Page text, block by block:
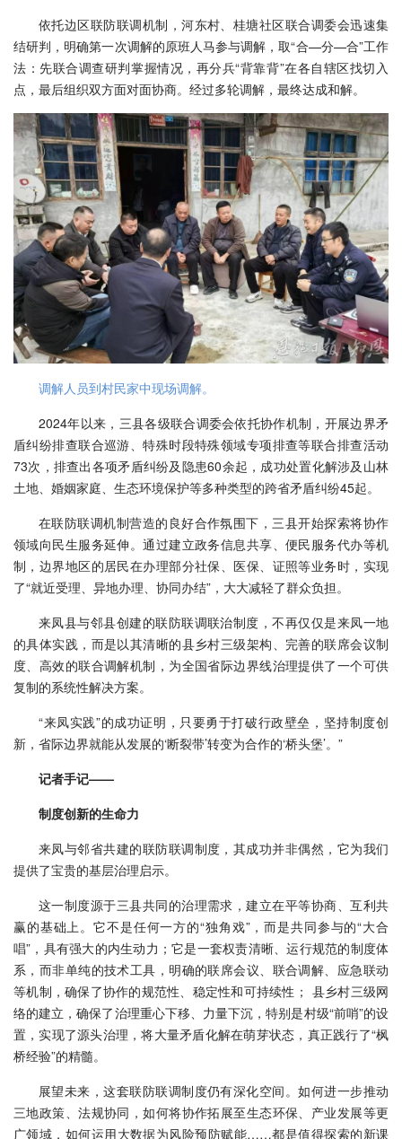
依托边区联防联调机制，河东村、桂塘社区联合调委会迅速集
结研判，明确第一次调解的原班人马参与调解，取“合—分—合”工作
法：先联合调查研判掌握情况，再分兵“背靠背”在各自辖区找切入
点，最后组织双方面对面协商。经过多轮调解，最终达成和解。
调解人员到村民家中现场调解。
2024年以来，三县各级联合调委会依托协作机制，开展边界矛
盾纠纷排查联合巡游、特殊时段特殊领域专项排查等联合排查活动
73次，排查出各项矛盾纠纷及隐患60余起，成功处置化解涉及山林
土地、婚姻家庭、生态环境保护等多种类型的跨省矛盾纠纷45起。
在联防联调机制营造的良好合作氛围下，三县开始探索将协作
领域向民生服务延伸。通过建立政务信息共享、便民服务代办等机
制，边界地区的居民在办理部分社保、医保、证照等业务时，实现
了“就近受理、异地办理、协同办结”，大大减轻了群众负担。
来凤县与邻县创建的联防联调联治制度，不再仅仅是来凤一地
的具体实践，而是以其清晰的县乡村三级架构、完善的联席会议制
度、高效的联合调解机制，为全国省际边界线治理提供了一个可供
复制的系统性解决方案。
“来凤实践”的成功证明，只要勇于打破行政壁垒，坚持制度创
新，省际边界就能从发展的‘断裂带’转变为合作的‘桥头堡’。”
记者手记——
制度创新的生命力
来凤与邻省共建的联防联调制度，其成功并非偶然，它为我们
提供了宝贵的基层治理启示。
这一制度源于三县共同的治理需求，建立在平等协商、互利共
赢的基础上。它不是任何一方的“独角戏”，而是共同参与的“大合
唱”，具有强大的内生动力；它是一套权责清晰、运行规范的制度体
系，而非单纯的技术工具，明确的联席会议、联合调解、应急联动
等机制，确保了协作的规范性、稳定性和可持续性； 县乡村三级网
络的建立，确保了治理重心下移、力量下沉，特别是村级“前哨”的设
置，实现了源头治理，将大量矛盾化解在萌芽状态，真正践行了“枫
桥经验”的精髓。
展望未来，这套联防联调制度仍有深化空间。如何进一步推动
三地政策、法规协同，如何将协作拓展至生态环保、产业发展等更
广领域，如何运用大数据为风险预防赋能……都是值得探索的新课